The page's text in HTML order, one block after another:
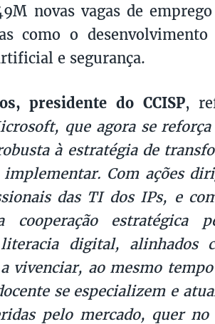
novas vagas de
como o
e segurança.
presidente do CCISP,
que agora se
à estratégia de
Com ações
das TI dos IPs, e
cooperação estratégica
digital, alinhados
vivenciar, ao mesmo
se especializem e
pelo mercado, quer